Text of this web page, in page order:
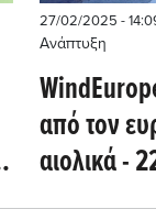
27/02/2025 -
Ανάπτυξη
από τον
αιολικά -
ΕΕ